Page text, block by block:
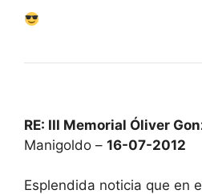
RE: III Memorial Óliver
Manigoldo – 16-07-2012
Esplendida noticia que en